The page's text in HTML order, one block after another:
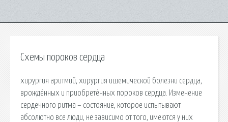
Схемы пороков сердца
хирургия аритмий, хирургия ишемической болезни сердца,
врождённых и приобретённых пороков сердца. Изменение
сердечного ритма – состояние, которое испытывают
абсолютно все люди, не зависимо от того, имеются у них